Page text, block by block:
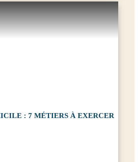
: 7 MÉTIERS À EXERCER